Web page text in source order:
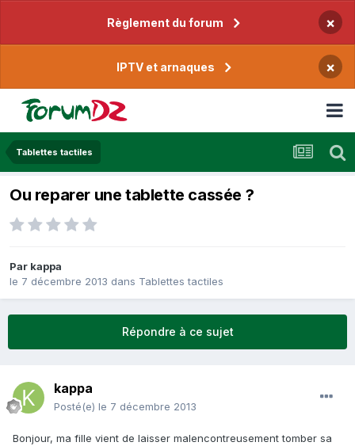
Règlement du forum ×
IPTV et arnaques ×
Tablettes tactiles
Ou reparer une tablette cassée ?
Par kappa
le 7 décembre 2013 dans Tablettes tactiles
Répondre à ce sujet
kappa
Posté(e) le 7 décembre 2013
Bonjour, ma fille vient de laisser malencontreusement tomber sa